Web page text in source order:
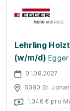
Lehrling
(w/m/d)
01.08.2027
6380 St.
1.346 € pro